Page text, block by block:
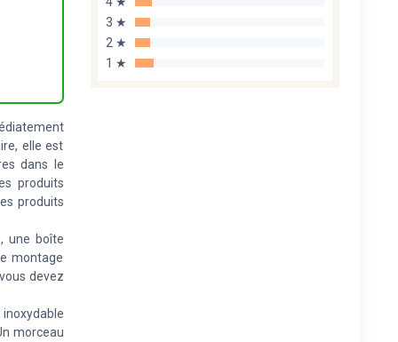
3 ★
2 ★
1 ★
elle est
dans le
produits
produits
une boîte
montage
devez
morceau